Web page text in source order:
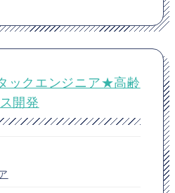
ックエンジニア★高齢
開発